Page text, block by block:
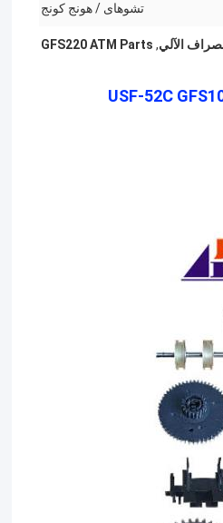
تشوهاى / هونج كونج
,
GFS220 ATM Parts